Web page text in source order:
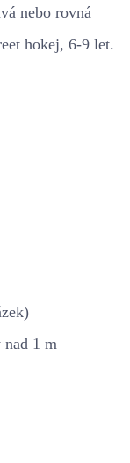
nebo rovná
hokej, 6-9 let.
nad 1 m